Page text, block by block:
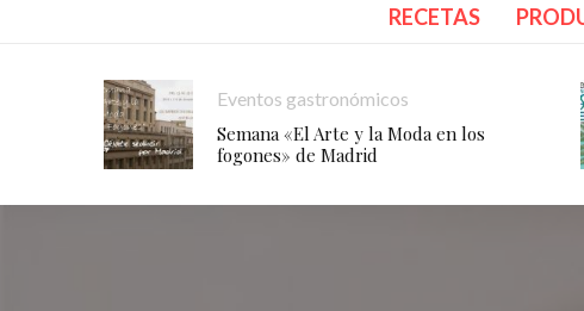
RECETAS
Eventos gastronómicos
Semana «El Arte y la Moda en los
fogones» de Madrid